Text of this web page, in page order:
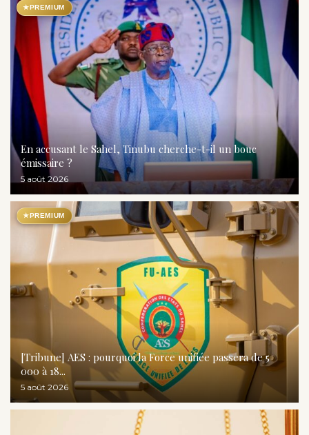
★PREMIUM
En accusant le Sahel, Tinubu cherche-t-il un bouc
émissaire ?
5 août 2026
★PREMIUM
[Tribune] AES : pourquoi la Force unifiée passera de 5
000 à 18...
5 août 2026